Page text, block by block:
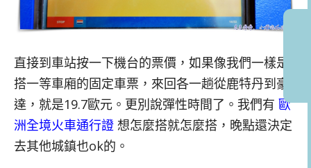
直接到車站按一下機台的票價，如果像我們一樣是
搭一等車廂的固定車票，來回各一趟從鹿特丹到豪
達，就是19.7歐元。更別說彈性時間了。我們有 歐
洲全境火車通行證 想怎麼搭就怎麼搭，晚點還決定
去其他城鎮也ok的。